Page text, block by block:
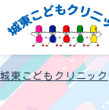
城東こどもクリニック